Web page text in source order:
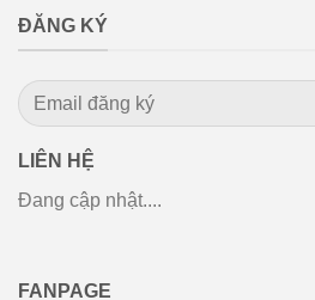
ĐĂNG KÝ
LIÊN HỆ
Đang cập nhật....
FANPAGE